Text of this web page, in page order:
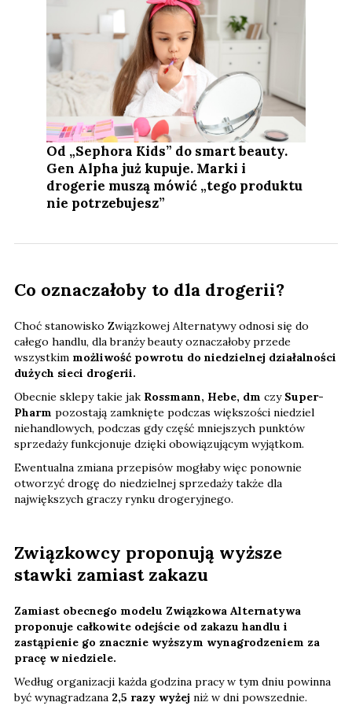
Od „Sephora Kids” do smart beauty.
Gen Alpha już kupuje. Marki i
drogerie muszą mówić „tego produktu
nie potrzebujesz”
Co oznaczałoby to dla drogerii?
Choć stanowisko Związkowej Alternatywy odnosi się do
całego handlu, dla branży beauty oznaczałoby przede
wszystkim możliwość powrotu do niedzielnej działalności
dużych sieci drogerii.
Obecnie sklepy takie jak Rossmann, Hebe, dm czy Super-
Pharm pozostają zamknięte podczas większości niedziel
niehandlowych, podczas gdy część mniejszych punktów
sprzedaży funkcjonuje dzięki obowiązującym wyjątkom.
Ewentualna zmiana przepisów mogłaby więc ponownie
otworzyć drogę do niedzielnej sprzedaży także dla
największych graczy rynku drogeryjnego.
Związkowcy proponują wyższe
stawki zamiast zakazu
Zamiast obecnego modelu Związkowa Alternatywa
proponuje całkowite odejście od zakazu handlu i
zastąpienie go znacznie wyższym wynagrodzeniem za
pracę w niedziele.
Według organizacji każda godzina pracy w tym dniu powinna
być wynagradzana 2,5 razy wyżej niż w dni powszednie.